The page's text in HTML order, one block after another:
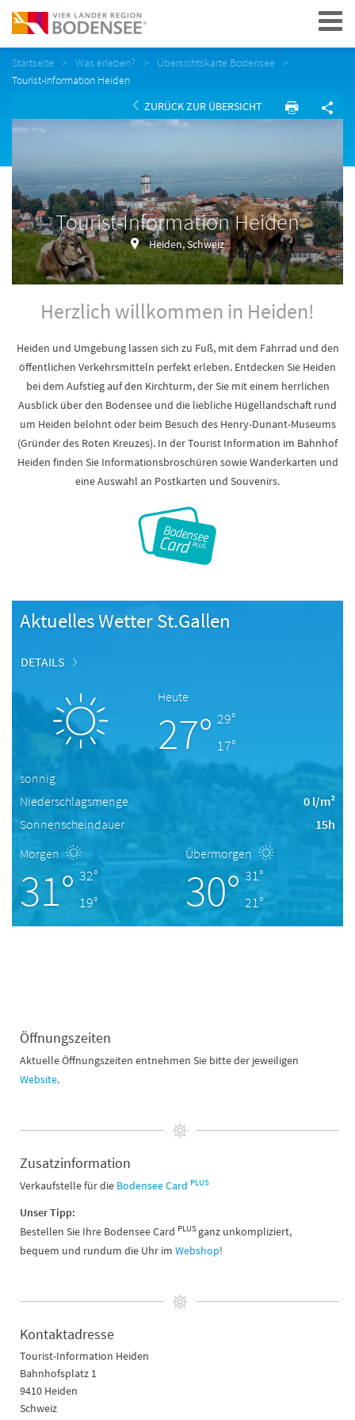
Navigation
Startseite Was erleben?
Übersichtskarte Bodensee
Tourist-Information Heiden
ZURÜCK ZUR ÜBERSICHT
Tourist-Information Heiden
Heiden, Schweiz
Herzlich willkommen in Heiden!
Heiden und Umgebung lassen sich zu Fuß, mit dem Fahrrad und den
öffentlichen Verkehrsmitteln perfekt erleben. Entdecken Sie Heiden
bei dem Aufstieg auf den Kirchturm, der Sie mit einem herrlichen
Ausblick über den Bodensee und die liebliche Hügellandschaft rund
um Heiden belohnt oder beim Besuch des Henry-Dunant-Museums
(Gründer des Roten Kreuzes). In der Tourist Information im Bahnhof
Heiden finden Sie Informationsbroschüren sowie Wanderkarten und
eine Auswahl an Postkarten und Souvenirs.
Aktuelles Wetter St.Gallen
DETAILS
Heute
27° 29°
17°
sonnig
Niederschlagsmenge
0 l/m²
Sonnenscheindauer
15h
Morgen
31° 32°
19°
Übermorgen
30° 31°
21°
Öffnungszeiten
Aktuelle Öffnungszeiten entnehmen Sie bitte der jeweiligen
Website.
Zusatzinformation
Verkaufstelle für die Bodensee Card PLUS
Unser Tipp:
Bestellen Sie Ihre Bodensee Card PLUS ganz unkompliziert,
bequem und rundum die Uhr im Webshop!
Kontaktadresse
Tourist-Information Heiden
Bahnhofsplatz 1
9410 Heiden
Schweiz